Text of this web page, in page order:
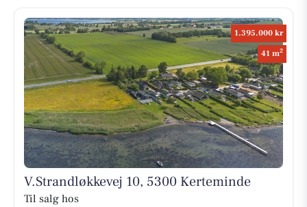
1.395.000 kr
41 m2
V.Strandløkkevej 10, 5300 Kerteminde
Til salg hos